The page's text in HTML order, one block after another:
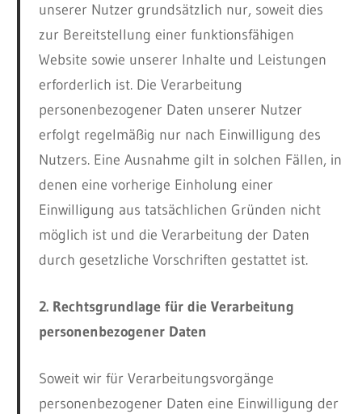
unserer Nutzer grundsätzlich nur, soweit dies
zur Bereitstellung einer funktionsfähigen
Website sowie unserer Inhalte und Leistungen
erforderlich ist. Die Verarbeitung
personenbezogener Daten unserer Nutzer
erfolgt regelmäßig nur nach Einwilligung des
Nutzers. Eine Ausnahme gilt in solchen Fällen, in
denen eine vorherige Einholung einer
Einwilligung aus tatsächlichen Gründen nicht
möglich ist und die Verarbeitung der Daten
durch gesetzliche Vorschriften gestattet ist.
2. Rechtsgrundlage für die Verarbeitung
personenbezogener Daten
Soweit wir für Verarbeitungsvorgänge
personenbezogener Daten eine Einwilligung der